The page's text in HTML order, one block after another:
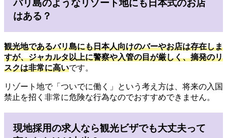
バリ島のようなリゾート地にも日本式のお店
はある？
観光地であるバリ島にも日本人向けのバーやお店は存在しま
すが、ジャカルタ以上に警察や入管の目が厳しく、摘発のリ
スクは非常に高いです。
リゾート地で「ついでに働く」という考え方は、将来の入国
禁止を招く非常に危険な行為なのでおすすめできません。
現地採用の求人なら観光ビザでも大丈夫って